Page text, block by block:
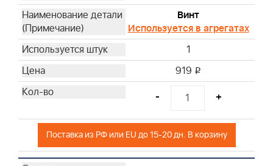
Винт
Используется в агрегатах
1
919 i
- +
Поставка из РФ или EU до 15-20 дн. В корзину